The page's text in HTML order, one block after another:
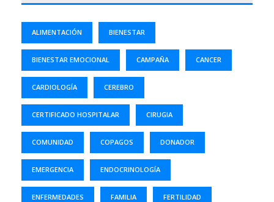
ALIMENTACIÓN BIENESTAR
BIENESTAR EMOCIONAL CAMPAÑA CANCER
CARDIOLOGÍA CEREBRO
CERTIFICADO HOSPITALAR CIRUGIA
COMUNIDAD COPAGOS DONADOR
EMERGENCIA ENDOCRINOLOGÍA
ENFERMEDADES FAMILIA FERTILIDAD